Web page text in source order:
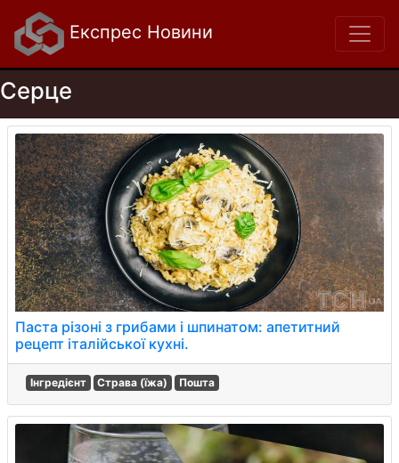
Експрес Новини
Серце
Паста різоні з грибами і шпинатом: апетитний
рецепт італійської кухні.
Інгредієнт Страва (їжа) Пошта